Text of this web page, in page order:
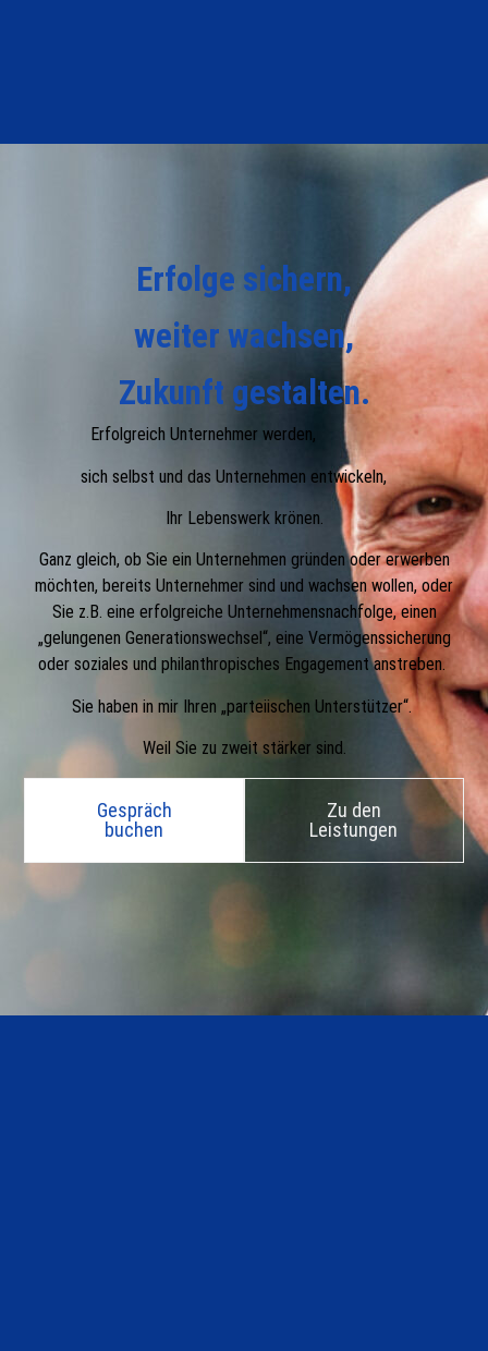
Erfolge sichern,
weiter wachsen,
Zukunft gestalten.
Erfolgreich Unternehmer werden,
sich selbst und das Unternehmen entwickeln,
Ihr Lebenswerk krönen.
Ganz gleich, ob Sie ein Unternehmen gründen oder erwerben
möchten, bereits Unternehmer sind und wachsen wollen, oder
Sie z.B. eine erfolgreiche Unternehmensnachfolge, einen
„gelungenen Generationswechsel“, eine Vermögenssicherung
oder soziales und philanthropisches Engagement anstreben.
Sie haben in mir Ihren „parteiischen Unterstützer“.
Weil Sie zu zweit stärker sind.
Gespräch
buchen
Zu den
Leistungen